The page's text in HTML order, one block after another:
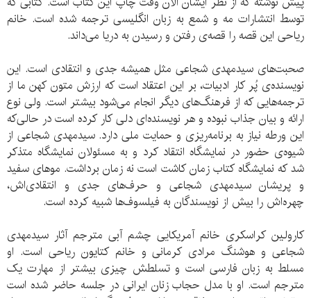
توسط انتشارات مه و شمع به زبان انگلیسی ترجمه شده است. خانم
ریاحی این قصه را قصه‌ی رفتن و رسیدن به دریا می‌داند.
صحبت‌های سید‌مهدی شجاعی مثل همیشه جدی و انتقادی است. این
نویسنده‌ی پُر کار ادبیات، بر این اعتقاد است که ارزش متون کهن ما از
ترجمه‌هایی که از فرهنگ‌های دیگر انجام می‌شود بیشتر است. ولی نوع
ارائه و بیان جذاب نبوده و هر نویسنده‌ای دلی کار کرده است در حالی‌که
این ورطه نیاز به برنامه‌ریزی و حمایت ملی دارد. سید‌مهدی شجاعی از
شیوه‌ی حضور در نمایشگاه انتقاد کرد و به مسئولان نمایشگاه متذکر
شد که نمایشگاه کتاب زمان کاشت است نه زمان برداشت. موهای سفید
و پریشان سیدمهدی شجاعی و حرف‌های جدی و انتقادی‌اش،
چهره‌اش را بیش از نویسندگان به فیلسوف‌ها شبیه کرده است.
کارولین کراسکری خانم آمریکایی چشم آبی مترجم آثار سید‌مهدی
شجاعی و هوشنگ مرادی کرمانی و خانم کتایون ریاحی است. او
مسلط به زبان فارسی است و تسلطش چیزی بیشتر از مهارت یک
مترجم است. او با مدل حجاب زنان ایرانی در جلسه حاضر شده است